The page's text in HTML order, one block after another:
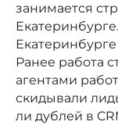
занимается
Ранее работа
агентами
скидывали
ли дублей в